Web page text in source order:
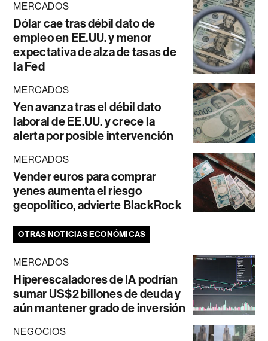
MERCADOS
Dólar cae tras débil dato de
empleo en EE.UU. y menor
expectativa de alza de tasas de
la Fed
MERCADOS
Yen avanza tras el débil dato
laboral de EE.UU. y crece la
alerta por posible intervención
MERCADOS
Vender euros para comprar
yenes aumenta el riesgo
geopolítico, advierte BlackRock
OTRAS NOTICIAS ECONÓMICAS
MERCADOS
Hiperescaladores de IA podrían
sumar US$2 billones de deuda y
aún mantener grado de inversión
NEGOCIOS